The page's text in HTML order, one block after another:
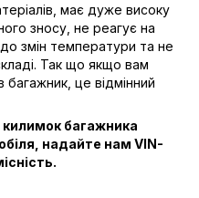
має дуже високу
зносу, не реагує на
до змін температури та не
Так що якщо вам
багажник, це відмінний
багажника
надайте нам VIN-